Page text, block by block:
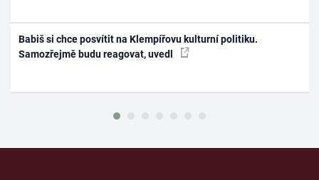
Babiš si chce posvítit na Klempířovu kulturní politiku.
Samozřejmě budu reagovat, uvedl